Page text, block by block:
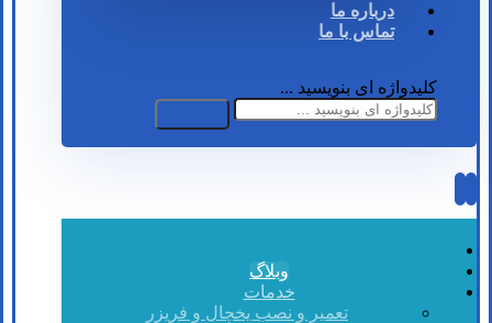
درباره ما
تماس با ما
کلیدواژه ای بنویسید ...
وبلاگ
خدمات
تعمیر و نصب یخچال و فریزر